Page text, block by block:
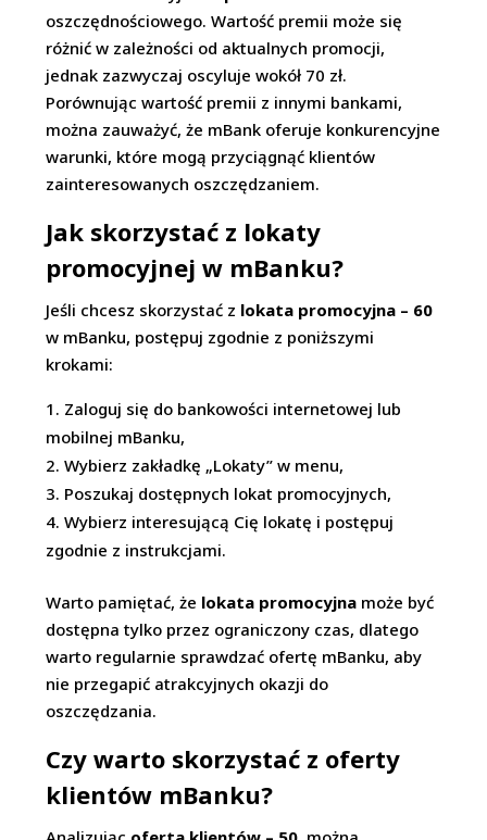
oszczędnościowego. Wartość premii może się
różnić w zależności od aktualnych promocji,
jednak zazwyczaj oscyluje wokół 70 zł.
Porównując wartość premii z innymi bankami,
można zauważyć, że mBank oferuje konkurencyjne
warunki, które mogą przyciągnąć klientów
zainteresowanych oszczędzaniem.
Jak skorzystać z lokaty
promocyjnej w mBanku?
Jeśli chcesz skorzystać z lokata promocyjna – 60
w mBanku, postępuj zgodnie z poniższymi
krokami:
Zaloguj się do bankowości internetowej lub
mobilnej mBanku,
Wybierz zakładkę „Lokaty” w menu,
Poszukaj dostępnych lokat promocyjnych,
Wybierz interesującą Cię lokatę i postępuj
zgodnie z instrukcjami.
Warto pamiętać, że lokata promocyjna może być
dostępna tylko przez ograniczony czas, dlatego
warto regularnie sprawdzać ofertę mBanku, aby
nie przegapić atrakcyjnych okazji do
oszczędzania.
Czy warto skorzystać z oferty
klientów mBanku?